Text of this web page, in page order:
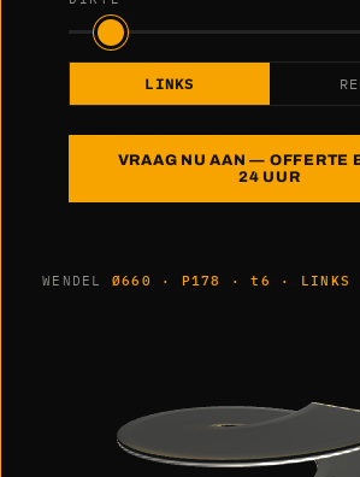
LINKS
VRAAG NU AAN — OFFERTE
24 UUR
WENDEL Ø660 · P178 · t6 · LINKS